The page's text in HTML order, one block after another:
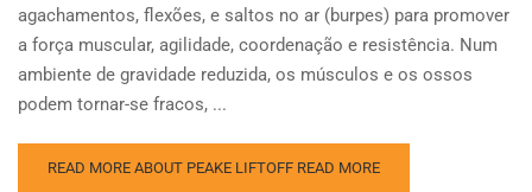
agachamentos, flexões, e saltos no ar (burpes) para promover
a força muscular, agilidade, coordenação e resistência. Num
ambiente de gravidade reduzida, os músculos e os ossos
podem tornar-se fracos, ...
READ MORE ABOUT PEAKE LIFTOFF READ MORE